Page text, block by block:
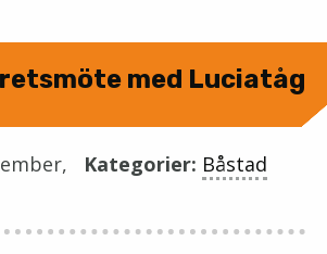
med Luciatåg
Kategorier: Båstad